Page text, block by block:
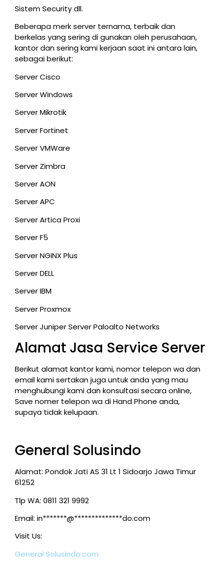
Sistem Security dll.
Beberapa merk server ternama, terbaik dan
berkelas yang sering di gunakan oleh perusahaan,
kantor dan sering kami kerjaan saat ini antara lain,
sebagai berikut:
Server Cisco
Server Windows
Server Mikrotik
Server Fortinet
Server VMWare
Server Zimbra
Server AON
Server APC
Server Artica Proxi
Server F5
Server NGINX Plus
Server DELL
Server IBM
Server Proxmox
Server Juniper Server Paloalto Networks
Alamat Jasa Service Server
Berikut alamat kantor kami, nomor telepon wa dan
email kami sertakan juga untuk anda yang mau
menghubungi kami dan konsultasi secara online,
Save nomer telepon wa di Hand Phone anda,
supaya tidak kelupaan.
General Solusindo
Alamat: Pondok Jati AS 31 Lt 1 Sidoarjo Jawa Timur
61252
Tlp WA: 0811 321 9992
Email: in*******@**************do.com
Visit Us:
General Solusindo.com